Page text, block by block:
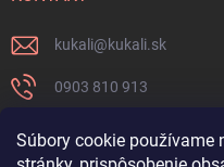
Súbory cookie používame
kukali@kukali.sk
0903 810 913
0903 810 913